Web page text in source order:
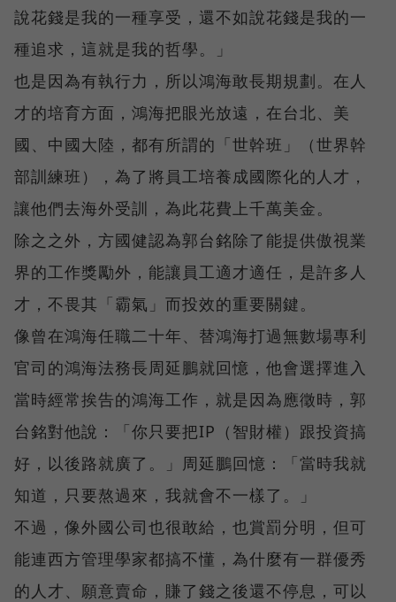
說花錢是我的一種享受，還不如說花錢是我的一
種追求，這就是我的哲學。」
也是因為有執行力，所以鴻海敢長期規劃。在人
才的培育方面，鴻海把眼光放遠，在台北、美
國、中國大陸，都有所謂的「世幹班」（世界幹
部訓練班），為了將員工培養成國際化的人才，
讓他們去海外受訓，為此花費上千萬美金。
除之之外，方國健認為郭台銘除了能提供傲視業
界的工作獎勵外，能讓員工適才適任，是許多人
才，不畏其「霸氣」而投效的重要關鍵。
像曾在鴻海任職二十年、替鴻海打過無數場專利
官司的鴻海法務長周延鵬就回憶，他會選擇進入
當時經常挨告的鴻海工作，就是因為應徵時，郭
台銘對他說：「你只要把IP（智財權）跟投資搞
好，以後路就廣了。」周延鵬回憶：「當時我就
知道，只要熬過來，我就會不一樣了。」
不過，像外國公司也很敢給，也賞罰分明，但可
能連西方管理學家都搞不懂，為什麼有一群優秀
的人才、願意賣命，賺了錢之後還不停息，可以